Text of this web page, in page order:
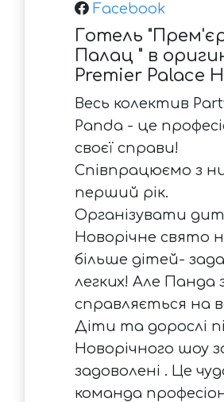
Facebook
Готель
Палац " в
Premier Palace
Весь колектив
Panda - це
своєї справи!
Співпрацюємо з
перший рік.
Організувати
Новорічне свято
більше дітей-
легких! Але Панда
справляється на
Діти та дорослі
Новорічного шоу
задоволені . Це
команда